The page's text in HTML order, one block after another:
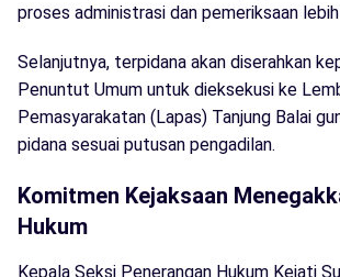
proses administrasi dan pemeriksaan
Selanjutnya, terpidana akan diserahkan
Penuntut Umum untuk dieksekusi ke
Pemasyarakatan (Lapas) Tanjung Balai
pidana sesuai putusan pengadilan.
Komitmen Kejaksaan
Hukum
Kepala Seksi Penerangan Hukum Kejati